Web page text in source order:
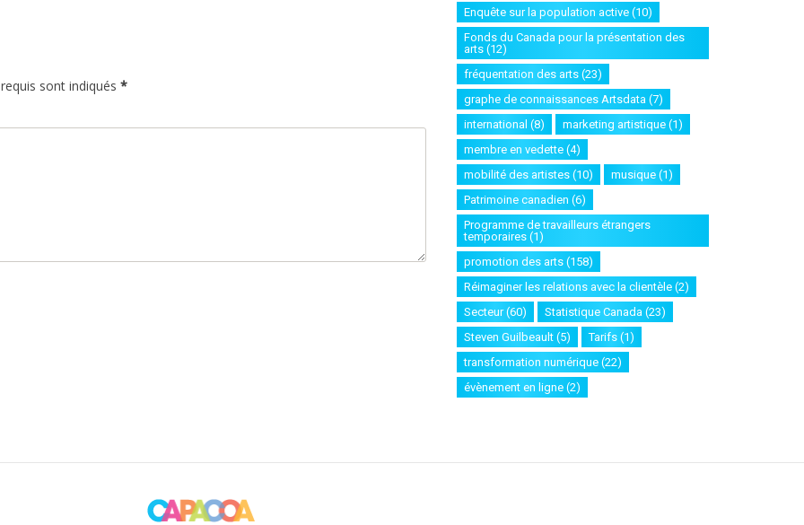
sont indiqués *
Enquête sur la population active(10)
Fonds du Canada pour la présentation des
arts(12)
fréquentation des arts(23)
graphe de connaissances Artsdata(7)
international (8) marketing artistique(1)
membre en vedette(4)
mobilité des artistes(10) musique(1)
Patrimoine canadien (6)
Programme de travailleurs étrangers
temporaires(1)
promotion des arts(158)
Réimaginer les relations avec la clientèle(2)
Secteur(60) Statistique Canada(23)
Steven Guilbeault(5) Tarifs(1)
transformation numérique(22)
évènement en ligne(2)